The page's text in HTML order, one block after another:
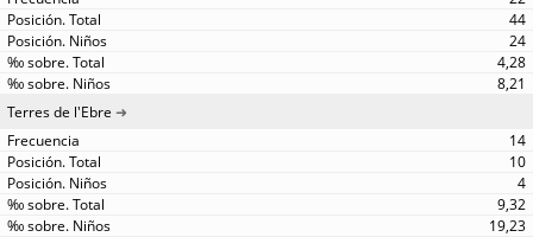
44
24
4,28
8,21
Terres de l'Ebre
14
10
4
9,32
19,23